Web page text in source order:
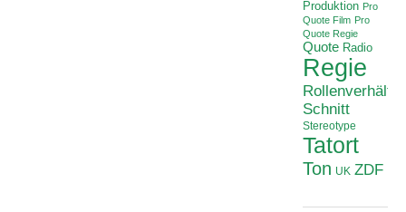
Produktion Pro
Quote Film Pro
Quote Regie
Quote Radio
Regie
Schnitt
Stereotype
Tatort
Ton UK ZDF